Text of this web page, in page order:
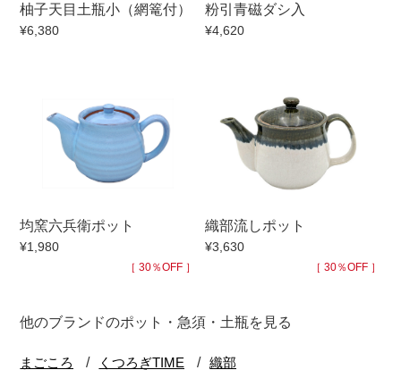
柚子天目土瓶小（網篭付）
¥6,380
粉引青磁ダシ入
¥4,620
均窯六兵衛ポット
¥1,980
［ 30％OFF ］
織部流しポット
¥3,630
［ 30％OFF ］
他のブランドのポット・急須・土瓶を見る